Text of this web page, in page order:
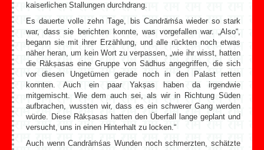
kaiserlichen Stallungen durchdrang.
Es dauerte volle zehn Tage, bis Candrāṁśa wieder so stark
war, dass sie berichten konnte, was vorgefallen war. „Also“,
begann sie mit ihrer Erzählung, und alle rückten noch etwas
näher heran, um kein Wort zu verpassen, „wie ihr wisst, hatten
die Rākṣasas eine Gruppe von Sādhus angegriffen, die sich
vor diesen Ungetümen gerade noch in den Palast retten
konnten. Auch ein paar Yakṣas haben da irgendwie
mitgemischt. Wie dem auch sei, als wir in Richtung Süden
aufbrachen, wussten wir, dass es ein schwerer Gang werden
würde. Diese Rākṣasas hatten den Überfall lange geplant und
versucht, uns in einen Hinterhalt zu locken.“
Auch wenn Candrāṁśas Wunden noch schmerzten, schätzte